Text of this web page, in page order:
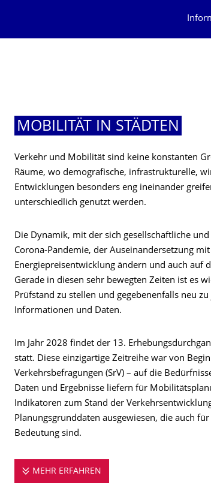
MOBILITÄT IN STÄDTEN
Verkehr und Mobilität sind keine konstanten
Räume, wo demografische, infrastrukturelle,
Entwicklungen besonders eng ineinander
unterschiedlich genutzt werden.
Die Dynamik, mit der sich gesellschaftliche
Corona-Pandemie, der Auseinandersetzung
Energiepreisentwicklung ändern und auch auf
Gerade in diesen sehr bewegten Zeiten ist es
Prüfstand zu stellen und gegebenenfalls neu
Informationen und Daten.
Im Jahr 2028 findet der 13.
statt. Diese einzigartige Zeitreihe war von
Verkehrsbefragungen (SrV) – auf die
Daten und Ergebnisse liefern für
Indikatoren zum Stand der
Planungsgrunddaten ausgewiesen, die auch
Bedeutung sind.
MEHR ERFAHREN